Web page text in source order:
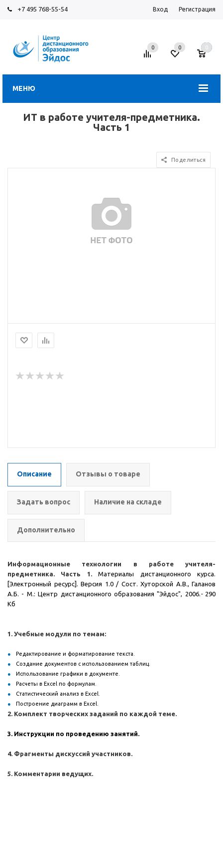
+7 495 768-55-54 Вход Регистрация
МЕНЮ
0 0 0
ИТ в работе учителя-предметника.
Часть 1
Поделиться
Описание Отзывы о товаре
Задать вопрос Наличие на складе
Дополнительно
Информационные технологии в работе учителя-
предметника. Часть 1.Материалы дистанционного курса.
[Электронный ресурс]. Версия 1.0 / Сост. Хуторской А.В., Галанов
А.Б. - М.: Центр дистанционного образования "Эйдос", 2006.-290
Кб
1. Учебные модули по темам:
Редактирование и форматирование текста.
Создание документов с использованием таблиц.
Использование графики в документе.
Расчеты в Excel по формулам.
Статистический анализ в Excel.
Построение диаграмм в Excel.
2. Комплект творческих заданий по каждой теме.
3. Инструкции по проведению занятий.
4. Фрагменты дискуссий участников.
5. Комментарии ведущих.